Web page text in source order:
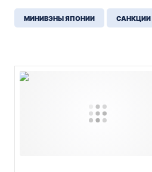
МИНИВЭНЫ ЯПОНИИ